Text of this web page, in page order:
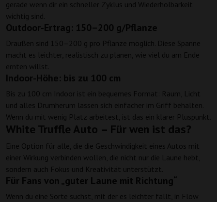
gerade wenn dir ein schneller Zyklus und Wiederholbarkeit
wichtig sind.
Outdoor-Ertrag: 150–200 g/Pflanze
Draußen sind 150–200 g pro Pflanze möglich. Diese Spanne
macht es leichter, realistisch zu planen, wie viel du am Ende
ernten willst.
Indoor-Höhe: bis zu 100 cm
Bis zu 100 cm Indoor ist ein bequemes Format: Raum, Licht
und alles Drumherum lassen sich einfacher im Griff behalten.
Wenn du mit wenig Platz arbeitest, ist das ein klarer Pluspunkt.
White Truffle Auto – Für wen ist das?
Eine Option für alle, die die Geschwindigkeit eines Autos mit
einer Wirkung verbinden wollen, die nicht nur die Laune hebt,
sondern auch Fokus und Kreativität unterstützt.
Für Fans von „guter Laune mit Richtung“
Wenn du eine Sorte suchst, mit der es leichter fällt, in Flow